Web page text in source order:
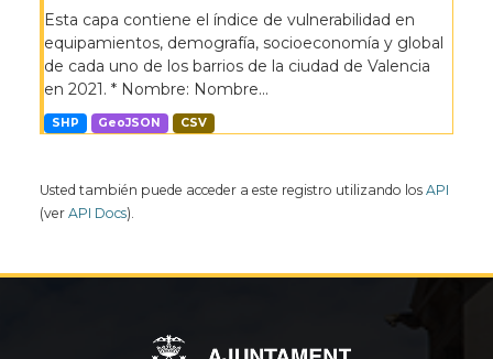
Esta capa contiene el índice de vulnerabilidad en
equipamientos, demografía, socioeconomía y global
de cada uno de los barrios de la ciudad de Valencia
en 2021. * Nombre: Nombre...
SHP GeoJSON CSV
Usted también puede acceder a este registro utilizando los API
(ver API Docs).